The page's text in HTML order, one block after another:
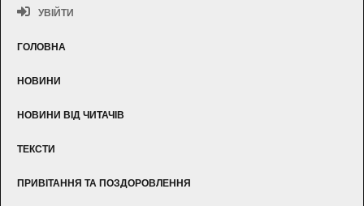
УВІЙТИ
ГОЛОВНА
НОВИНИ
НОВИНИ ВІД ЧИТАЧІВ
ТЕКСТИ
ПРИВІТАННЯ ТА ПОЗДОРОВЛЕННЯ